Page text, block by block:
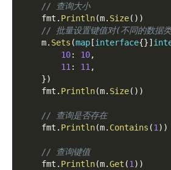
// 查询大小
    fmt
. Println(m. Size( ) )
// 批量设置键值对(不同的数据
    m
. Sets (map [interface{}]
10: 10,
11 : 11 ,
})
    fmt
. Println(m. Size( ) )
// 查询是否存在
    fmt
. Println(m. Contains (1 ) )
// 查询键值
    fmt
. Println(m.Get (1 ) )